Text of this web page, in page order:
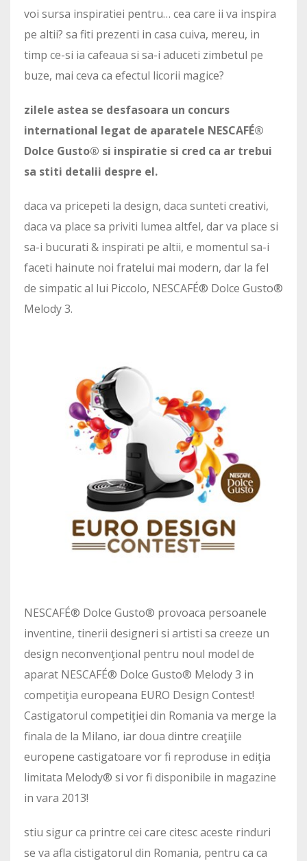
voi sursa inspiratiei pentru… cea care ii va inspira
pe altii? sa fiti prezenti in casa cuiva, mereu, in
timp ce-si ia cafeaua si sa-i aduceti zimbetul pe
buze, mai ceva ca efectul licorii magice?
zilele astea se desfasoara un concurs
international legat de aparatele NESCAFÉ®
Dolce Gusto® si inspiratie si cred ca ar trebui
sa stiti detalii despre el.
daca va pricepeti la design, daca sunteti creativi,
daca va place sa priviti lumea altfel, dar va place si
sa-i bucurati & inspirati pe altii, e momentul sa-i
faceti hainute noi fratelui mai modern, dar la fel
de simpatic al lui Piccolo, NESCAFÉ® Dolce Gusto®
Melody 3.
NESCAFÉ® Dolce Gusto® provoaca persoanele
inventine, tinerii designeri si artisti sa creeze un
design neconvenţional pentru noul model de
aparat NESCAFÉ® Dolce Gusto® Melody 3 in
competiţia europeana EURO Design Contest!
Castigatorul competiţiei din Romania va merge la
finala de la Milano, iar doua dintre creaţiile
europene castigatoare vor fi reproduse in ediţia
limitata Melody® si vor fi disponibile in magazine
in vara 2013!
stiu sigur ca printre cei care citesc aceste rinduri
se va afla cistigatorul din Romania, pentru ca ca